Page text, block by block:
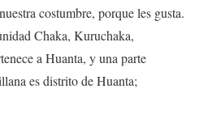
costumbre, porque les gusta.
Chaka, Kuruchaka,
a Huanta, y una parte
es distrito de Huanta;